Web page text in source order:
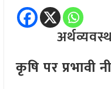
कृषि पर प्रभावी